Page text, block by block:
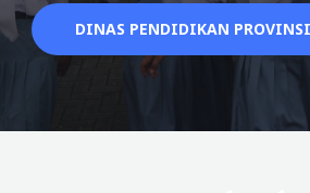
DINAS PENDIDIKAN